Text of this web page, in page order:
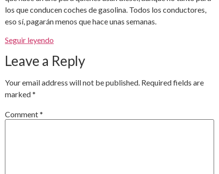
los que conducen coches de gasolina. Todos los conductores,
eso sí, pagarán menos que hace unas semanas.
Seguir leyendo
Leave a Reply
Your email address will not be published. Required fields are
marked*
Comment*